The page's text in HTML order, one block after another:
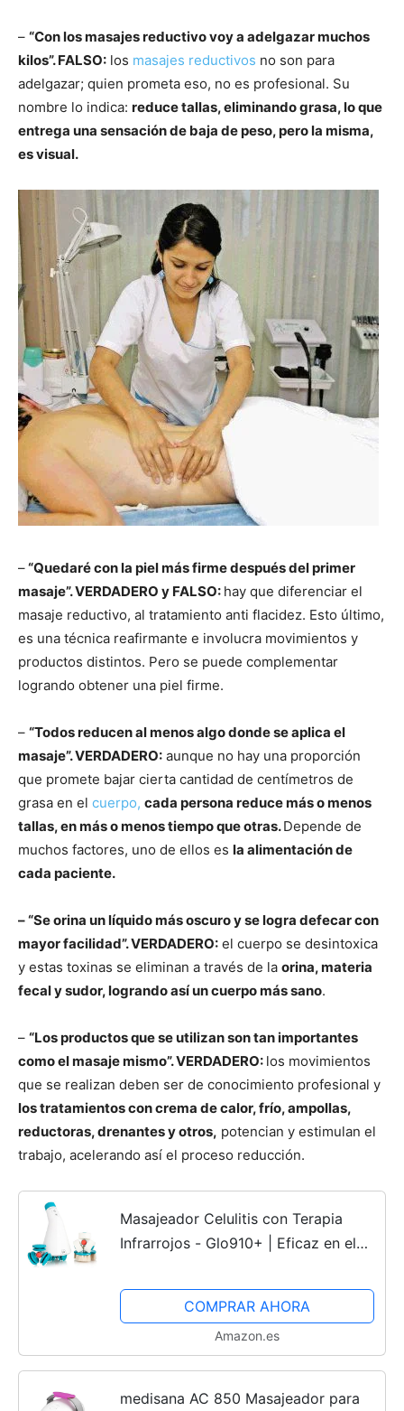
– “Con los masajes reductivo voy a adelgazar muchos
kilos”. FALSO: los masajes reductivos no son para
adelgazar; quien prometa eso, no es profesional. Su
nombre lo indica: reduce tallas, eliminando grasa, lo que
entrega una sensación de baja de peso, pero la misma,
es visual.
–“Quedaré con la pielmás firme después del primer
masaje”. VERDADERO y FALSO: hay que diferenciar el
masaje reductivo, al tratamiento anti flacidez. Esto último,
es una técnica reafirmante e involucra movimientos y
productos distintos. Pero se puede complementar
logrando obtener una piel firme.
– “Todos reducen al menos algo donde se aplica el
masaje”. VERDADERO: aunque no hay una proporción
que promete bajar cierta cantidad de centímetros de
grasa en el cuerpo, cada persona reduce más o menos
tallas, en más o menos tiempo que otras.Depende de
muchos factores, uno de ellos es la alimentación de
cada paciente.
– “Se orina un líquido más oscuro y se logra defecar con
mayor facilidad”. VERDADERO: el cuerpo se desintoxica
y estas toxinas se eliminan a través de la orina, materia
fecal y sudor, logrando así un cuerpo más sano.
– “Los productos que se utilizan son tan importantes
como el masaje mismo”. VERDADERO: los movimientos
que se realizan deben ser de conocimiento profesional y
los tratamientos con crema de calor, frío, ampollas,
reductoras, drenantes y otros, potencian y estimulan el
trabajo, acelerando así el proceso reducción.
Masajeador Celulitis con Terapia
Infrarrojos - Glo910+ | Eficaz en el
Gluteos, Brazos y Abdomen |
Proporciona Drenaje...
COMPRAR AHORA
Amazon.es
medisana AC 850 Masajeador para